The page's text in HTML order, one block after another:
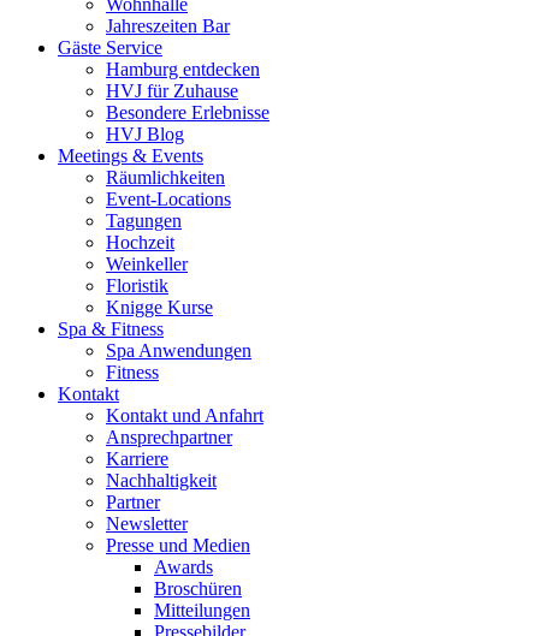
Wohnhalle
Jahreszeiten Bar
Gäste Service
Hamburg entdecken
HVJ für Zuhause
Besondere Erlebnisse
HVJ Blog
Meetings & Events
Räumlichkeiten
Event-Locations
Tagungen
Hochzeit
Weinkeller
Floristik
Knigge Kurse
Spa & Fitness
Spa Anwendungen
Fitness
Kontakt
Kontakt und Anfahrt
Ansprechpartner
Karriere
Nachhaltigkeit
Partner
Newsletter
Presse und Medien
Awards
Broschüren
Mitteilungen
Pressebilder